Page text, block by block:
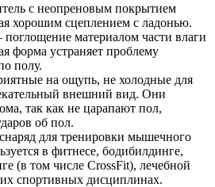
с неопреновым покрытием
хорошим сцеплением с ладонью.
материалом части влаги
форма устраняет проблему
полу.
на ощупь, не холодные для
внешний вид. Они
так как не царапают пол,
об пол.
для тренировки мышечного
в фитнесе, бодибилдинге,
(в том числе CrossFit), лечебной
спортивных дисциплинах.